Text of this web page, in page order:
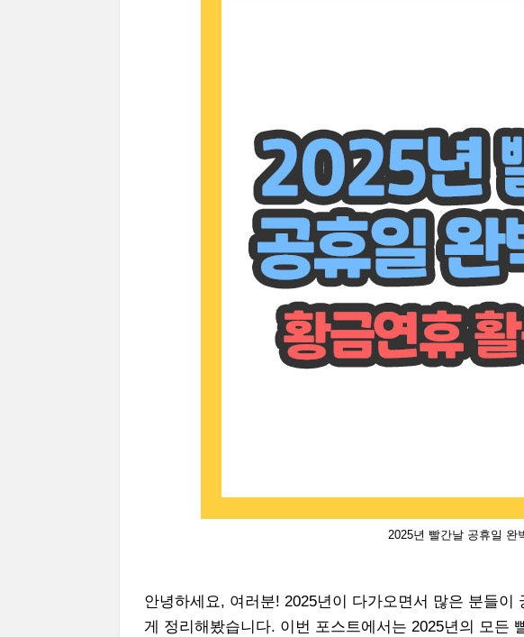
2025년 빨간날 공휴일 완
안녕하세요, 여러분! 2025년이 다가오면서 많은 분들
게 정리해봤습니다. 이번 포스트에서는 2025년의 모든